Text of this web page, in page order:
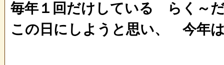
毎年１回だけしている らく～
この日にしようと思い、 今年